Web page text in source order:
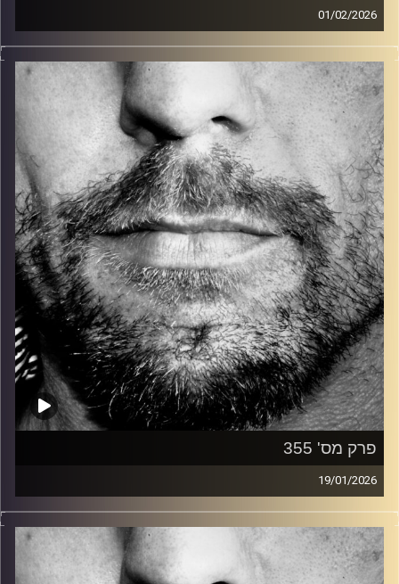
01/02/2026
זיפים, מוזיקה מחוספסת של הופעות חיות. הרבה ג'אם, רוק,
בלוז, bluegrass, ג'אז, Fאנק, פרוגרסיב ואפילו אלקטרוניקה.
כל מה שחי, אמיתי ונושם.
עם שמוליק רגב.
קרדיט תמונות: David Goehring
פרק מס' 355
19/01/2026
זיפים, מוזיקה מחוספסת של הופעות חיות. הרבה ג'אם, רוק,
בלוז, bluegrass, ג'אז, Fאנק, פרוגרסיב ואפילו אלקטרוניקה.
כל מה שחי, אמיתי ונושם.
עם שמוליק רגב.